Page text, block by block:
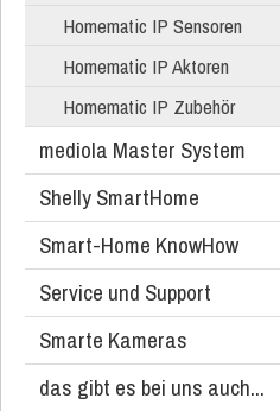
Homematic IP Sensoren
Homematic IP Aktoren
Homematic IP Zubehör
mediola Master System
Shelly SmartHome
Smart-Home KnowHow
Service und Support
Smarte Kameras
das gibt es bei uns auch...